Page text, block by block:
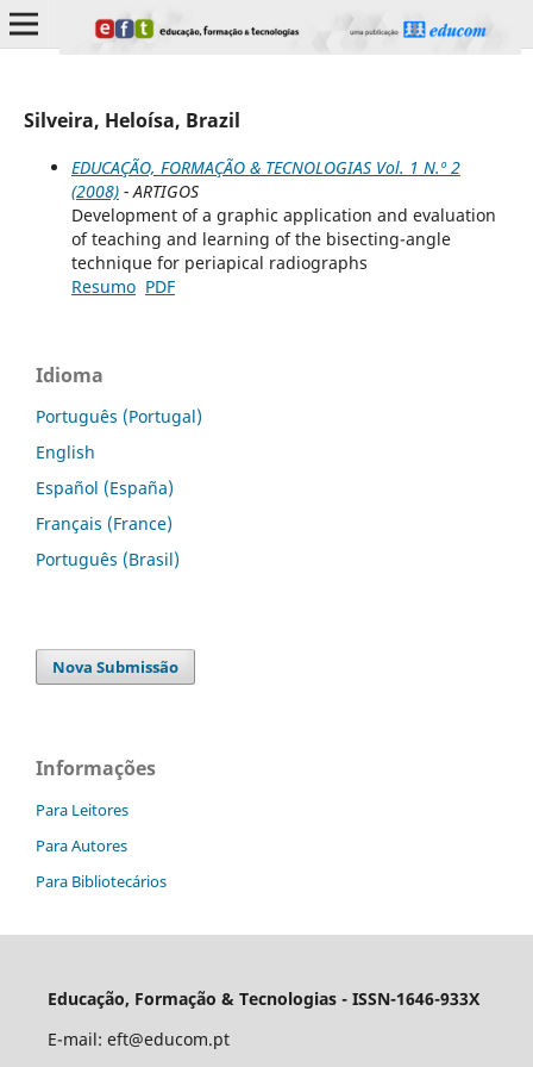
Silveira, Heloísa, Brazil
EDUCAÇÃO, FORMAÇÃO & TECNOLOGIAS Vol. 1 N.º 2
(2008)- ARTIGOS
Development of a graphic application and evaluation
of teaching and learning of the bisecting-angle
technique for periapical radiographs
Resumo PDF
Idioma
Português (Portugal)
English
Español (España)
Français (France)
Português (Brasil)
Nova Submissão
Informações
Para Leitores
Para Autores
Para Bibliotecários
Educação, Formação & Tecnologias - ISSN-1646-933X
E-mail: eft@educom.pt